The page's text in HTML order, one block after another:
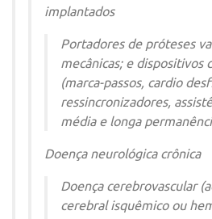
implantados
Portadores de próteses
mecânicas; e dispositivos
(marca-passos, cardio
ressincronizadores,
média e longa
Doença neurológica crônica
Doença cerebrovascular
cerebral isquêmico ou